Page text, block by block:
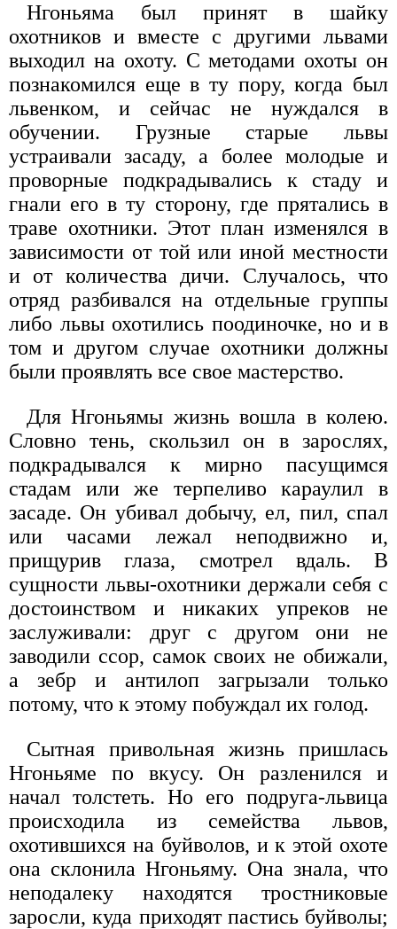
Нгоньяма был принят в шайку
охотников и вместе с другими львами
выходил на охоту. С методами охоты он
познакомился еще в ту пору, когда был
львенком, и сейчас не нуждался в
обучении. Грузные старые львы
устраивали засаду, а более молодые и
проворные подкрадывались к стаду и
гнали его в ту сторону, где прятались в
траве охотники. Этот план изменялся в
зависимости от той или иной местности
и от количества дичи. Случалось, что
отряд разбивался на отдельные группы
либо львы охотились поодиночке, но и в
том и другом случае охотники должны
были проявлять все свое мастерство.
Для Нгоньямы жизнь вошла в колею.
Словно тень, скользил он в зарослях,
подкрадывался к мирно пасущимся
стадам или же терпеливо караулил в
засаде. Он убивал добычу, ел, пил, спал
или часами лежал неподвижно и,
прищурив глаза, смотрел вдаль. В
сущности львы-охотники держали себя с
достоинством и никаких упреков не
заслуживали: друг с другом они не
заводили ссор, самок своих не обижали,
а зебр и антилоп загрызали только
потому, что к этому побуждал их голод.
Сытная привольная жизнь пришлась
Нгоньяме по вкусу. Он разленился и
начал толстеть. Но его подруга-львица
происходила из семейства львов,
охотившихся на буйволов, и к этой охоте
она склонила Нгоньяму. Она знала, что
неподалеку находятся тростниковые
заросли, куда приходят пастись буйволы;